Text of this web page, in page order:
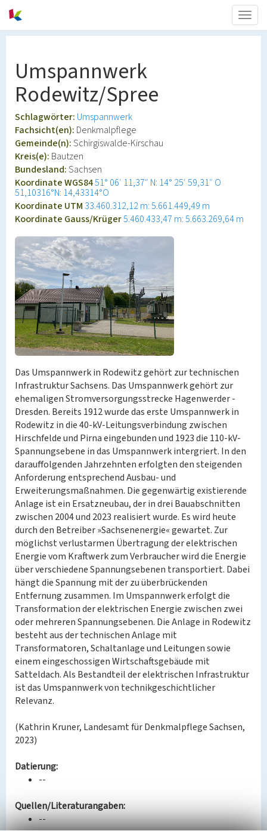
Umspannwerk
Rodewitz/Spree
Schlagwörter: Umspannwerk
Fachsicht(en): Denkmalpflege
Gemeinde(n):Schirgiswalde-Kirschau
Kreis(e): Bautzen
Bundesland:Sachsen
Koordinate WGS8451° 06′ 11,37″ N: 14° 25′ 59,31″ O
51,10316°N: 14,43314°O
Koordinate UTM 33.460.312,12 m: 5.661.449,49 m
Koordinate Gauss/Krüger5.460.433,47 m: 5.663.269,64 m
Das Umspannwerk in Rodewitz gehört zur technischen
Infrastruktur Sachsens. Das Umspannwerk gehört zur
ehemaligen Stromversorgungsstrecke Hagenwerder -
Dresden. Bereits 1912 wurde das erste Umspannwerk in
Rodewitz in die 40-kV-Leitungsverbindung zwischen
Hirschfelde und Pirna eingebunden und 1923 die 110-kV-
Spannungsebene in das Umspannwerk intergriert. In den
darauffolgenden Jahrzehnten erfolgten den steigenden
Anforderung entsprechend Ausbau- und
Erweiterungsmaßnahmen. Die gegenwärtig existierende
Anlage ist ein Ersatzneubau, der in drei Bauabschnitten
zwischen 2004 und 2023 realisiert wurde. Es wird heute
durch den Betreiber »Sachsenenergie« gewartet. Zur
möglichst verlustarmen Übertragung der elektrischen
Energie vom Kraftwerk zum Verbraucher wird die Energie
über verschiedene Spannungsebenen transportiert. Dabei
hängt die Spannung mit der zu überbrückenden
Entfernung zusammen. Im Umspannwerk erfolgt die
Transformation der elektrischen Energie zwischen zwei
oder mehreren Spannungsebenen. Die Anlage in Rodewitz
besteht aus der technischen Anlage mit
Transformatoren, Schaltanlage und Leitungen sowie
einem eingeschossigen Wirtschaftsgebäude mit
Satteldach. Als Bestandteil der elektrischen Infrastruktur
ist das Umspannwerk von technikgeschichtlicher
Relevanz.
(Kathrin Kruner, Landesamt für Denkmalpflege Sachsen,
2023)
Datierung:
--
Quellen/Literaturangaben:
--